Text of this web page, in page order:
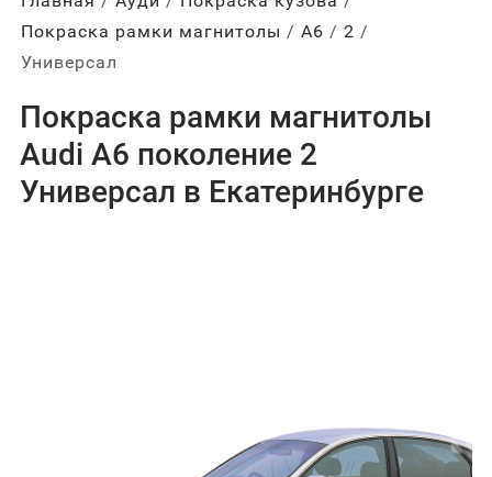
Покраска рамки магнитолы
А6
2
Универсал
Покраска рамки магнитолы
Audi A6 поколение 2
Универсал в Екатеринбурге